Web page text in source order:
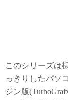
このシリーズは
っきりしたパソ
ジン版